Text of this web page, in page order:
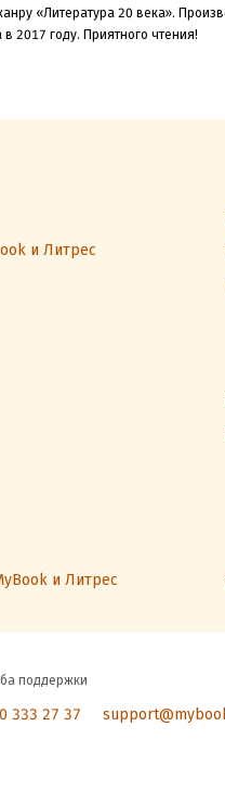
«Литература 20 века».
в 2017 году. Приятного чтения!
и Литрес
и Литрес
поддержки
333 27 37